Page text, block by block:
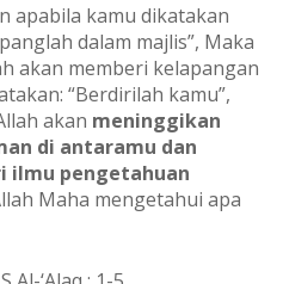
apabila kamu dikatakan
dalam majlis”, Maka
akan memberi kelapangan
“Berdirilah kamu”,
akan meninggikan
di antaramu dan
ilmu pengetahuan
Maha mengetahui apa